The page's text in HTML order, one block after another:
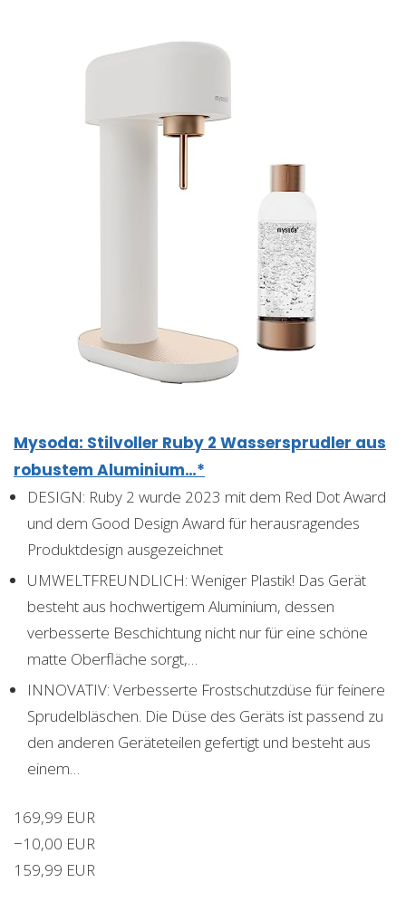
Mysoda: Stilvoller Ruby 2 Wassersprudler aus
robustem Aluminium…*
DESIGN: Ruby 2 wurde 2023 mit dem Red Dot Award
und dem Good Design Award für herausragendes
Produktdesign ausgezeichnet
UMWELTFREUNDLICH: Weniger Plastik! Das Gerät
besteht aus hochwertigem Aluminium, dessen
verbesserte Beschichtung nicht nur für eine schöne
matte Oberfläche sorgt,…
INNOVATIV: Verbesserte Frostschutzdüse für feinere
Sprudelbläschen. Die Düse des Geräts ist passend zu
den anderen Geräteteilen gefertigt und besteht aus
einem…
169,99 EUR
−10,00 EUR
159,99 EUR